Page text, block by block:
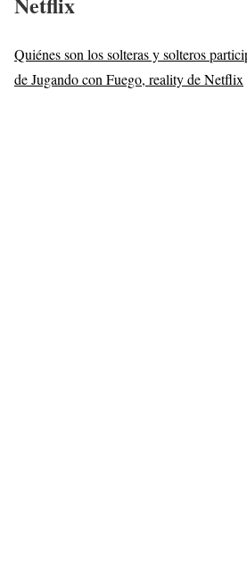
Quiénes son los solteras y solteros
de Jugando con Fuego, reality de Netflix